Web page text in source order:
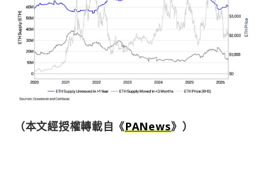
（本文經授權轉載自《PANews》）